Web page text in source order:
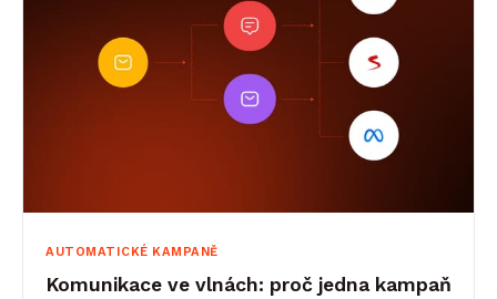
AUTOMATICKÉ KAMPANĚ
Komunikace ve vlnách: proč jedna kampaň